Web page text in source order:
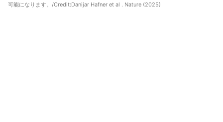
可能になります。/Credit:Danijar Hafner et al . Nature (2025)